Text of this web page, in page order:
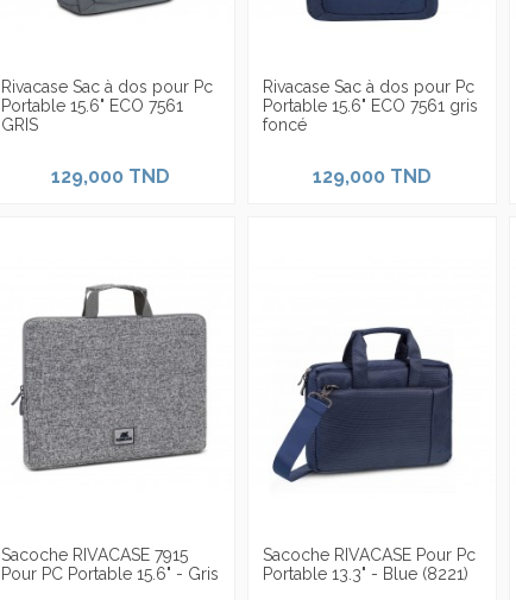
Rivacase Sac à dos pour Pc
Portable 15.6" ECO 7561
GRIS
129,000 TND
Rivacase Sac à dos pour Pc
Portable 15.6" ECO 7561 gris
foncé
129,000 TND
Sacoche RIVACASE 7915
Pour PC Portable 15.6" - Gris
Sacoche RIVACASE Pour Pc
Portable 13.3" - Blue (8221)